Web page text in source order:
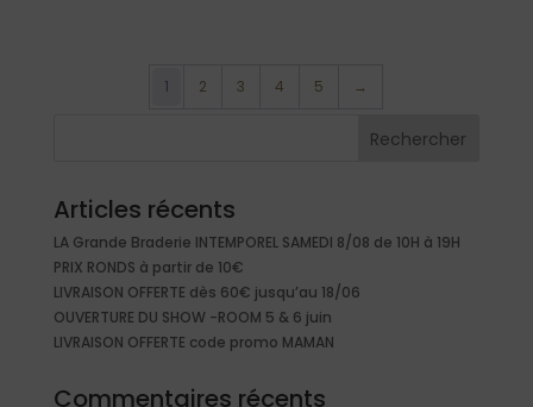
1 2 3 4 5 →
Rechercher
Articles récents
LA Grande Braderie INTEMPOREL SAMEDI 8/08 de 10H à 19H
PRIX RONDS à partir de 10€
LIVRAISON OFFERTE dès 60€ jusqu’au 18/06
OUVERTURE DU SHOW -ROOM 5 & 6 juin
LIVRAISON OFFERTE code promo MAMAN
Commentaires récents